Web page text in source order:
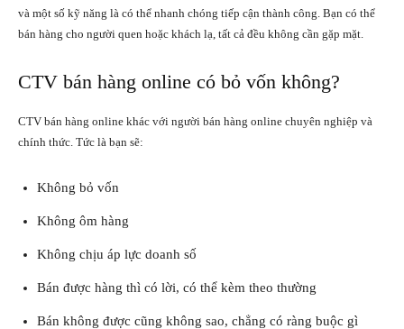
và một số kỹ năng là có thể nhanh chóng tiếp cận thành công. Bạn có thể
bán hàng cho người quen hoặc khách lạ, tất cả đều không cần gặp mặt.
CTV bán hàng online có bỏ vốn không?
CTV bán hàng online khác với người bán hàng online chuyên nghiệp và
chính thức. Tức là bạn sẽ:
Không bỏ vốn
Không ôm hàng
Không chịu áp lực doanh số
Bán được hàng thì có lời, có thể kèm theo thường
Bán không được cũng không sao, chẳng có ràng buộc gì